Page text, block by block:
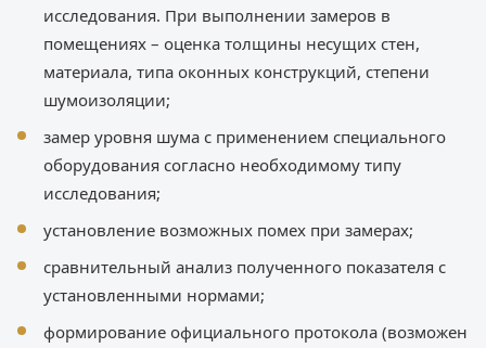
исследования. При выполнении замеров в
помещениях – оценка толщины несущих стен,
материала, типа оконных конструкций, степени
шумоизоляции;
замер уровня шума с применением специального
оборудования согласно необходимому типу
исследования;
установление возможных помех при замерах;
сравнительный анализ полученного показателя с
установленными нормами;
формирование официального протокола (возможен